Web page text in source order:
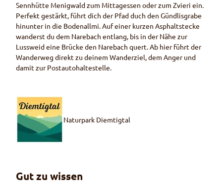
Sennhütte Menigwald zum Mittagessen oder zum Zvieri ein.
Perfekt gestärkt, führt dich der Pfad duch den Gündlisgrabe
hinunter in die Bodenallmi. Auf einer kurzen Asphaltstecke
wanderst du dem Narebach entlang, bis in der Nähe zur
Lussweid eine Brücke den Narebach quert. Ab hier führt der
Wanderweg direkt zu deinem Wanderziel, dem Anger und
damit zur Postautohaltestelle.
Naturpark Diemtigtal
Gut zu wissen